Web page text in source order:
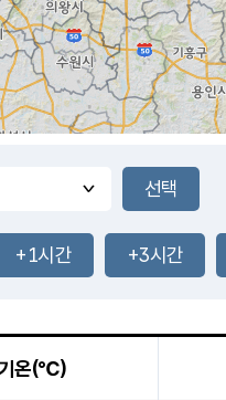
+1시간 +3시간
온(℃)